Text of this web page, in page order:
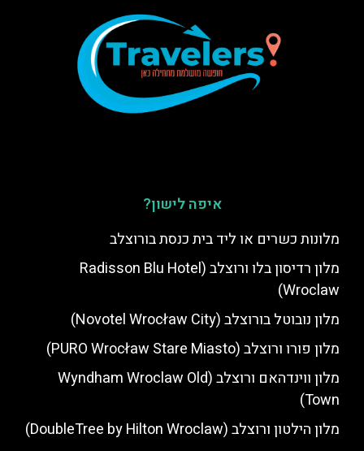
איפה לישון?
מלונות כשרים או ליד בית כנסת בורוצלב
מלון רדיסון בלו ורוצלב (Radisson Blu Hotel
Wroclaw)
מלון נובוטל בורוצלב (Novotel Wrocław City)
מלון פורו ורוצלב (PURO Wrocław Stare Miasto)
מלון ווינדהאם ורוצלב (Wyndham Wroclaw Old
Town)
מלון הילטון ורוצלב (DoubleTree by Hilton Wroclaw)